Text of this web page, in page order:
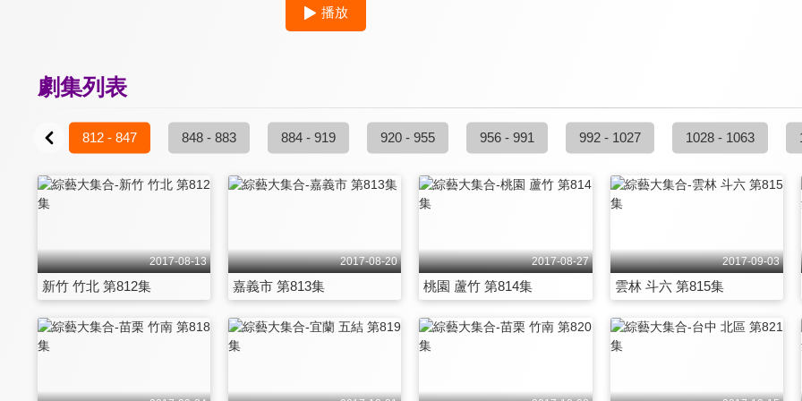
播放
劇集列表
812 - 847 848 - 883 884 - 919 920 - 955 956 - 991 992 - 1027 1028 - 1063
2017-08-13
新竹 竹北 第812集
2017-08-20
嘉義市 第813集
2017-08-27
桃園 蘆竹 第814集
2017-09-03
雲林 斗六 第815集